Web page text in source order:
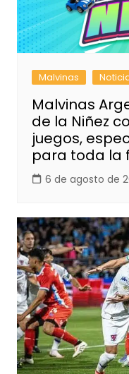
Malvinas
Malvinas
de la Niñez
juegos,
para toda la
6 de agosto de